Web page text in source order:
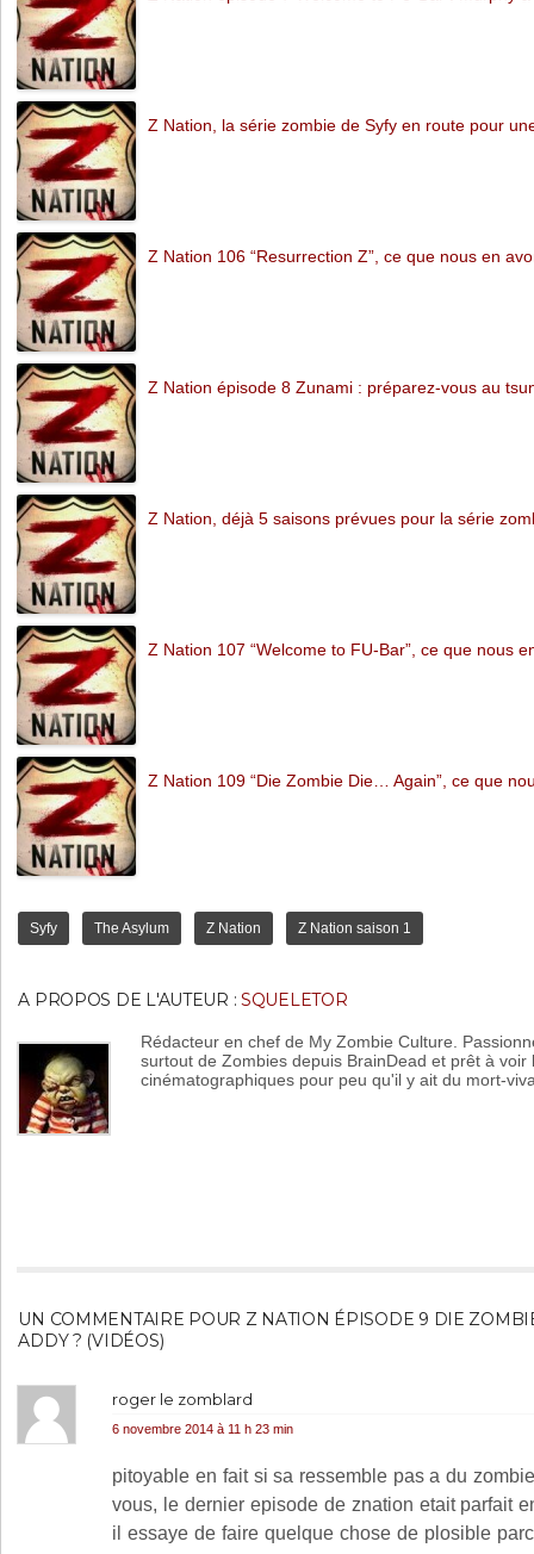
Z Nation, la série zombie de Syfy en route pour
Z Nation 106 “Resurrection Z”, ce que nous en
Z Nation épisode 8 Zunami : préparez-vous au
Z Nation, déjà 5 saisons prévues pour la série
Z Nation 107 “Welcome to FU-Bar”, ce que nous
Z Nation 109 “Die Zombie Die… Again”, ce que
Syfy The Asylum Z Nation Z Nation saison 1
A PROPOS DE L'AUTEUR : SQUELETOR
Rédacteur en chef de My Zombie Culture.
surtout de Zombies depuis BrainDead et prêt à
cinématographiques pour peu qu'il y ait du mort-
UN COMMENTAIRE POUR Z NATION ÉPISODE 9 DIE
ADDY ? (VIDÉOS)
roger le zomblard
6 novembre 2014 à 11 h 23 min
pitoyable en fait si sa ressemble pas a du
vous, le dernier episode de znation etait parfait
il essaye de faire quelque chose de plosible